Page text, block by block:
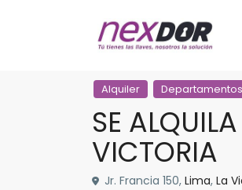
Alquiler Departamentos
SE
VICTORIA
Jr. Francia 150, Lima, La